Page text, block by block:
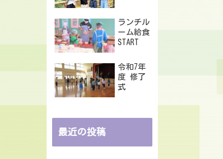
ランチル
ーム給食
START
令和7年
度 修了
式
最近の投稿